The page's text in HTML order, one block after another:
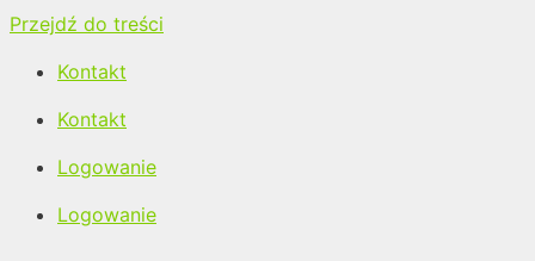
Przejdź do treści
Kontakt
Kontakt
Logowanie
Logowanie